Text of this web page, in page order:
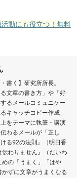
動にも役立つ！無料
書く】研究所所長。
る文章の書き方」や「好
るメールコミュニケー
キャッチコピー作成」
をテーマに執筆・講演
わるメールが「正し
る92の法則』（明日香
わりません』（だいわ
の「うまく」「はや
ずに文章がうまくなる